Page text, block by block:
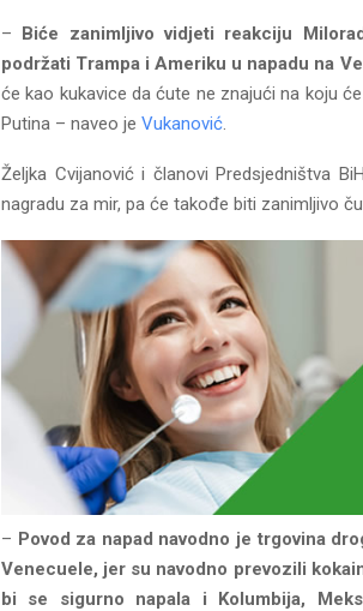
– Biće zanimljivo vidjeti reakciju
podržati Trampa i Ameriku u napadu na
će kao kukavice da ćute ne znajući na koju
Putina – naveo je Vukanović.
Željka Cvijanović i članovi Predsjedništva
nagradu za mir, pa će takođe biti zanimljivo
– Povod za napad navodno je trgovina
Venecuele, jer su navodno prevozili
bi se sigurno napala i Kolumbija,